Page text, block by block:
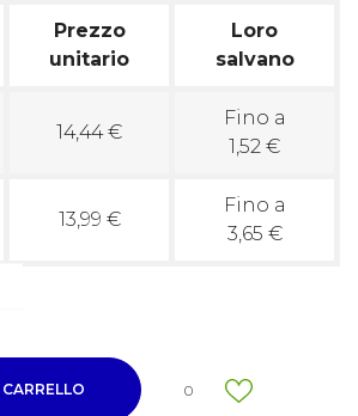
Prezzo
unitario
Loro
salvano
14,44 €
Fino a
1,52 €
13,99 €
Fino a
3,65 €
0